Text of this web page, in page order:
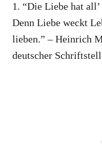
1. “Die Liebe hat
Denn Liebe weckt
lieben.” – Heinrich
deutscher